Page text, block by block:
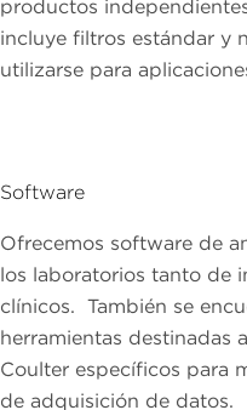
productos
incluye filtros estándar y
utilizarse para
Software
Ofrecemos software de
los laboratorios tanto de
clínicos. También se
herramientas destinadas
Coulter específicos para
de adquisición de datos.